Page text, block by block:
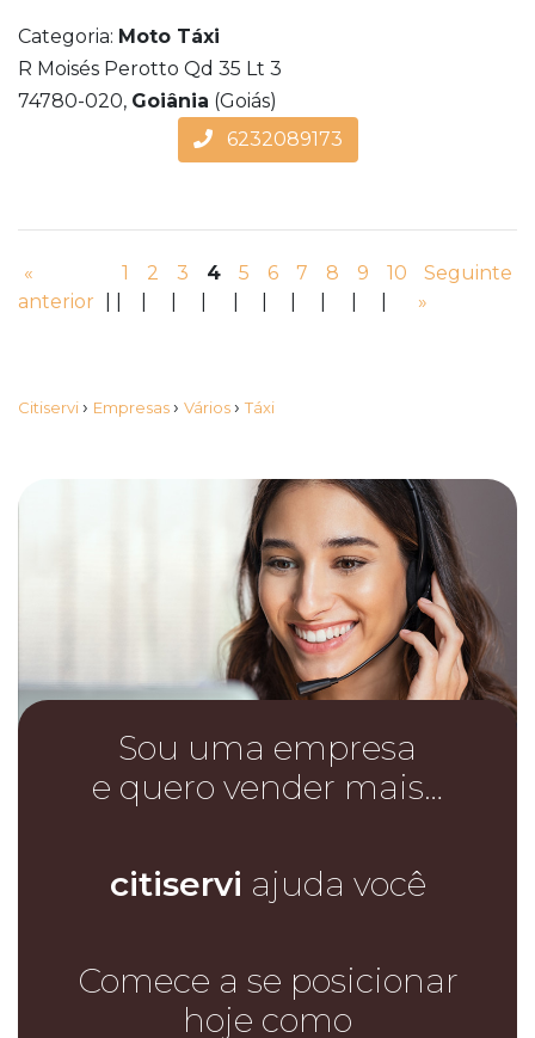
Categoria: Moto Táxi
R Moisés Perotto Qd 35 Lt 3
74780-020, Goiânia (Goiás)
6232089173
«
anterior
1
2
3
4
5
6
7
8
9
10
Seguinte
»
Citiservi › Empresas › Vários › Táxi
Sou uma empresa
e quero vender mais…
citiservi ajuda você
Comece a se posicionar
hoje como